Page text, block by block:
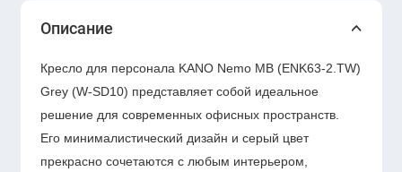
Описание
Кресло для персонала KANO Nemo MB (ENK63-2.TW)
Grey (W-SD10) представляет собой идеальное
решение для современных офисных пространств.
Его минималистический дизайн и серый цвет
прекрасно сочетаются с любым интерьером,